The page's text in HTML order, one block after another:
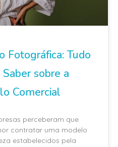
Fotográfica: Tudo
sobre a
Comercial
perceberam que
contratar uma modelo
estabelecidos pela